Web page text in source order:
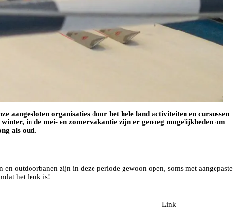
aangesloten organisaties door het hele land activiteiten en cursussen
in de mei- en zomervakantie zijn er genoeg mogelijkheden om
als oud.
outdoorbanen zijn in deze periode gewoon open, soms met aangepaste
het leuk is!
Link